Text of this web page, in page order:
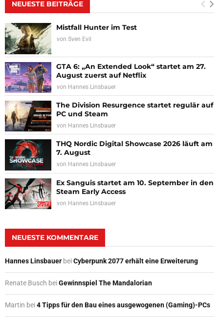
NEUESTE BEITRÄGE
Mistfall Hunter im Test
von Sven Evil
GTA 6: „An Extended Look“ startet am 27.
August zuerst auf Netflix
von Hannes Linsbauer
The Division Resurgence startet regulär auf
PC und Steam
von Hannes Linsbauer
THQ Nordic Digital Showcase 2026 läuft am
7. August
von Hannes Linsbauer
Ex Sanguis startet am 10. September in den
Steam Early Access
von Hannes Linsbauer
NEUESTE KOMMENTARE
Hannes Linsbauer beiCyberpunk 2077 erhält eine Erweiterung
Renate Busch beiGewinnspiel The Mandalorian
Martin bei4 Tipps für den Bau eines ausgewogenen (Gaming)-PCs